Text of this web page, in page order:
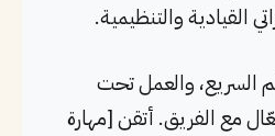
القيادية والتنظيمية.
السريع، والعمل تحت
مع الفريق. أتقن [مهارة